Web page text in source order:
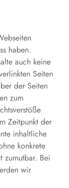
haben.
auch keine
Seiten
der Seiten
zum
Zeitpunkt der
inhaltliche
konkrete
zumutbar. Bei
wir